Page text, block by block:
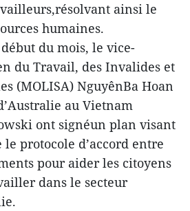
ainsi le
humaines.
du mois, le vice-
du Travail, des Invalides et
(MOLISA) NguyênBa Hoan
au Vietnam
ont signéun plan visant
protocole d’accord entre
pour aider les citoyens
dans le secteur